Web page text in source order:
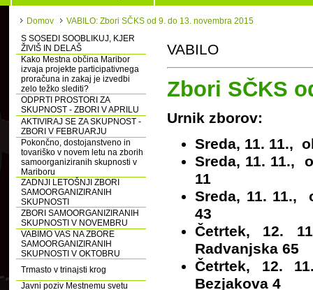
Domov
VABILO: Zbori SČKS od 9. do 13. novembra 2015
S SOSEDI SOOBLIKUJ, KJER
ŽIVIŠ IN DELAŠ
Kako Mestna občina Maribor
izvaja projekte participativnega
proračuna in zakaj je izvedbi
zelo težko slediti?
ODPRTI PROSTORI ZA
SKUPNOST - ZBORI V APRILU
AKTIVIRAJ SE ZA SKUPNOST -
ZBORI V FEBRUARJU
Pokončno, dostojanstveno in
tovariško v novem letu na zborih
samoorganiziranih skupnosti v
Mariboru
ZADNJI LETOŠNJI ZBORI
SAMOORGANIZIRANIH
SKUPNOSTI
ZBORI SAMOORGANIZIRANIH
SKUPNOSTI V NOVEMBRU
VABIMO VAS NA ZBORE
SAMOORGANIZIRANIH
SKUPNOSTI V OKTOBRU
Trmasto v trinajsti krog
Javni poziv Mestnemu svetu
VABILO
Zbori SČKS
Urnik zborov:
Sreda, 11. 11.,
Sreda, 11. 11.,
11
Sreda, 11. 11.,
43
Četrtek, 12.
Radvanjska 65
Četrtek, 12.
Bezjakova 4